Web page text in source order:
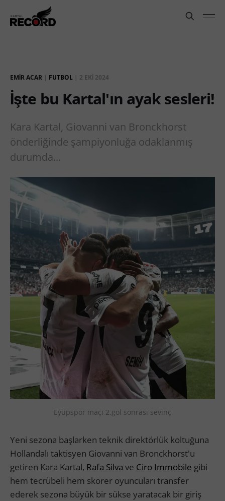
EMİR ACAR | FUTBOL | 2 EKI 2024
İşte bu Kartal'ın ayak sesleri!
Kara Kartal, Giovanni van Bronckhorst
önderliğinde şampiyonluğa odaklanmış
durumda...
Eyüpspor maçı 2.gol sonrası sevinç
Yeni sezona başlarken teknik direktörlük koltuğuna
Hollandalı taktisyen Giovanni van Bronckhorst'u
getiren Kara Kartal, Rafa Silva ve Ciro Immobile gibi
hem tecrübeli hem skorer oyuncuları transfer
ederek sezona büyük bir sükse yaratacak bir giriş